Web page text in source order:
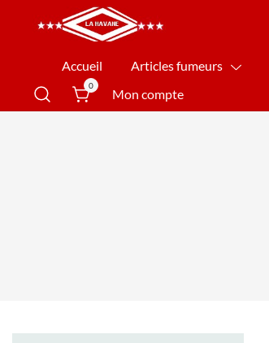
La Havane Nîmes
Accueil Articles fumeurs
0
Mon compte